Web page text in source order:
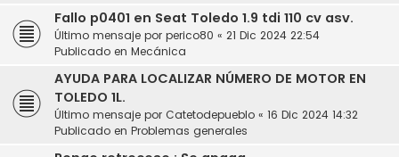
Fallo p0401 en Seat Toledo 1.9 tdi 110 cv asv.
Último mensaje por perico80 « 21 Dic 2024 22:54
Publicado en Mecánica
AYUDA PARA LOCALIZAR NÚMERO DE MOTOR EN
TOLEDO 1L.
Último mensaje por Catetodepueblo « 16 Dic 2024 14:32
Publicado en Problemas generales